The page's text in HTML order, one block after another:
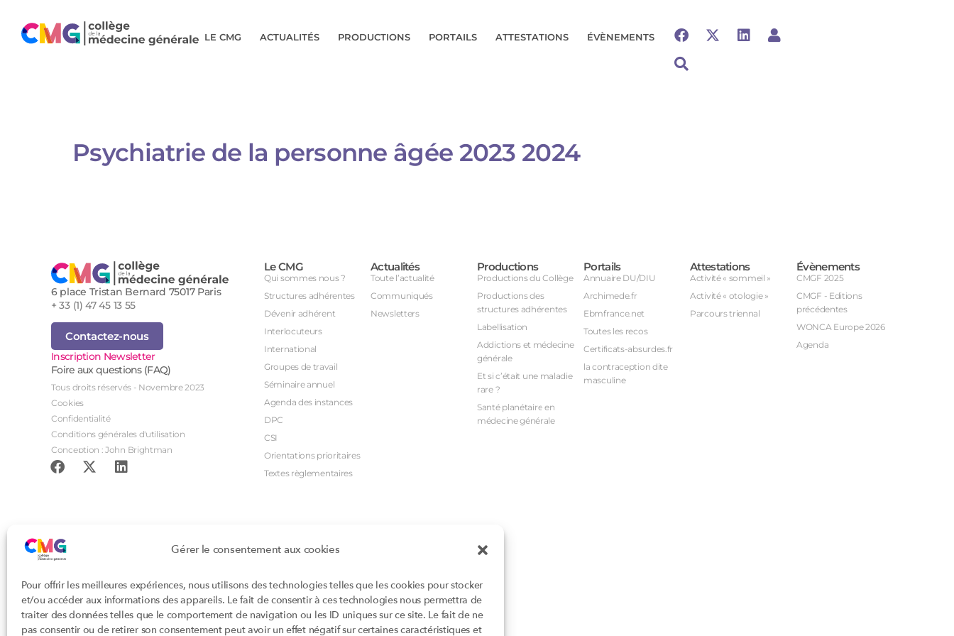
Gérer le consentement aux cookies
Pour offrir les meilleures expériences, nous utilisons des technologies telles que les cookies pour stocker
et/ou accéder aux informations des appareils. Le fait de consentir à ces technologies nous permettra de
traiter des données telles que le comportement de navigation ou les ID uniques sur ce site. Le fait de ne
pas consentir ou de retirer son consentement peut avoir un effet négatif sur certaines caractéristiques et
LE CMG ACTUALITÉS PRODUCTIONS PORTAILS ATTESTATIONS ÉVÈNEMENTS
Psychiatrie de la personne âgée 2023 2024
6 place Tristan Bernard 75017 Paris
+ 33 (1) 47 45 13 55
Contactez-nous
Inscription Newsletter
Foire aux questions (FAQ)
Tous droits réservés - Novembre 2023
Cookies
Confidentialité
Conditions générales d'utilisation
Conception : John Brightman
Le CMG
Qui sommes nous ?
Structures adhérentes
Dévenir adhérent
Interlocuteurs
International
Groupes de travail
Séminaire annuel
Agenda des instances
DPC
CSI
Orientations prioritaires
Textes règlementaires
Actualités
Toute l’actualité
Communiqués
Newsletters
Productions
Productions du Collège
Productions des
structures adhérentes
Labellisation
Addictions et médecine
générale
Et si c’était une maladie
rare ?
Santé planétaire en
médecine générale
Portails
Annuaire DU/DIU
Archimede.fr
Ebmfrance.net
Toutes les recos
Certificats-absurdes.fr
la contraception dite
masculine
Attestations
Activité « sommeil »
Activité « otologie »
Parcours triennal
Évènements
CMGF 2025
CMGF - Editions
précédentes
WONCA Europe 2026
Agenda